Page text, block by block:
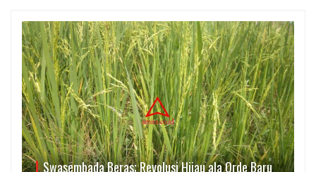
Swasembada Beras; Revolusi Hijau ala Orde Baru